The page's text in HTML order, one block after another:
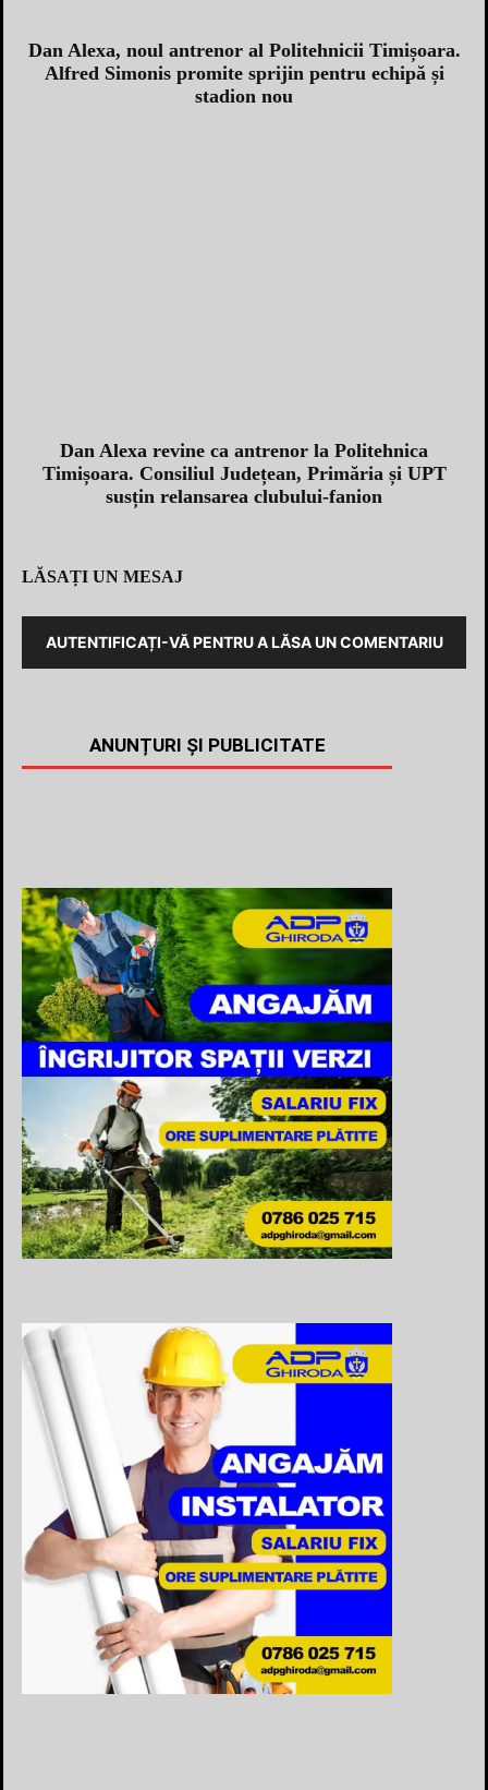
Dan Alexa, noul antrenor al Politehnicii Timișoara.
Alfred Simonis promite sprijin pentru echipă și
stadion nou
Dan Alexa revine ca antrenor la Politehnica
Timișoara. Consiliul Județean, Primăria și UPT
susțin relansarea clubului-fanion
LĂSAȚI UN MESAJ
AUTENTIFICAȚI-VĂ PENTRU A LĂSA UN COMENTARIU
ANUNȚURI ȘI PUBLICITATE